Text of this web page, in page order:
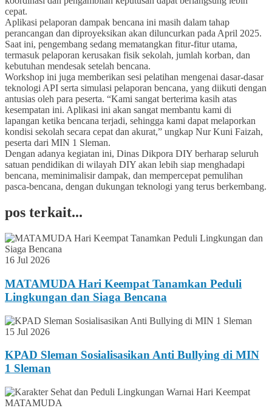
cepat.
Aplikasi pelaporan dampak bencana ini masih dalam tahap
perancangan dan diproyeksikan akan diluncurkan pada April 2025.
Saat ini, pengembang sedang mematangkan fitur-fitur utama,
termasuk pelaporan kerusakan fisik sekolah, jumlah korban, dan
kebutuhan mendesak setelah bencana.
Workshop ini juga memberikan sesi pelatihan mengenai dasar-dasar
teknologi API serta simulasi pelaporan bencana, yang diikuti dengan
antusias oleh para peserta. “Kami sangat berterima kasih atas
kesempatan ini. Aplikasi ini akan sangat membantu kami di
lapangan ketika bencana terjadi, sehingga kami dapat melaporkan
kondisi sekolah secara cepat dan akurat,” ungkap Nur Kuni Faizah,
peserta dari MIN 1 Sleman.
Dengan adanya kegiatan ini, Dinas Dikpora DIY berharap seluruh
satuan pendidikan di wilayah DIY akan lebih siap menghadapi
bencana, meminimalisir dampak, dan mempercepat pemulihan
pasca-bencana, dengan dukungan teknologi yang terus berkembang.
pos terkait...
16 Jul 2026
MATAMUDA Hari Keempat Tanamkan Peduli
Lingkungan dan Siaga Bencana
15 Jul 2026
KPAD Sleman Sosialisasikan Anti Bullying di MIN
1 Sleman